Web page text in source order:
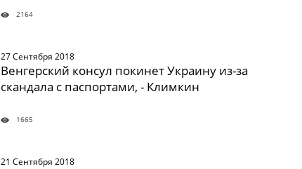
2164
27 Сентября 2018
Венгерский консул покинет Украину из-за
скандала с паспортами, - Климкин
1665
21 Сентября 2018